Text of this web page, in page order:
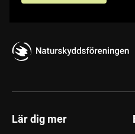
Lär dig mer